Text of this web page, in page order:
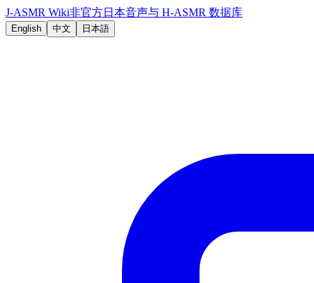
J-ASMR Wiki非官方日本音声与 H-ASMR 数据库
English 中文 日本語